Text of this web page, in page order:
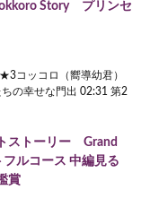
Story プリンセ
コッコロ（嚮導幼君）
の幸せな門出 02:31 第2
ストーリー Grand
ルコース 中編見る
賞